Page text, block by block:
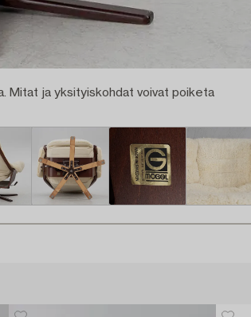
Mitat ja yksityiskohdat voivat poiketa